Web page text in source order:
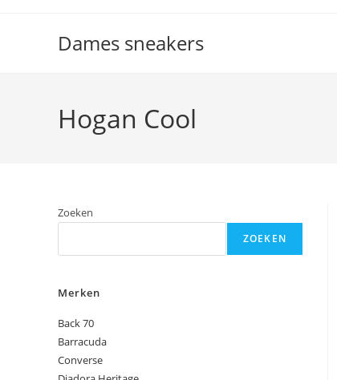
Dames sneakers
Hogan Cool
Zoeken
ZOEKEN
Merken
Back 70
Barracuda
Converse